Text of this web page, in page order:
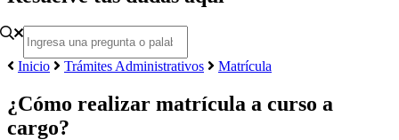
Inicio Trámites Administrativos Matrícula
¿Cómo realizar matrícula a curso a
cargo?